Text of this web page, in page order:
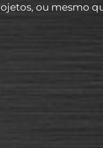
ou mesmo
ferramentas e a